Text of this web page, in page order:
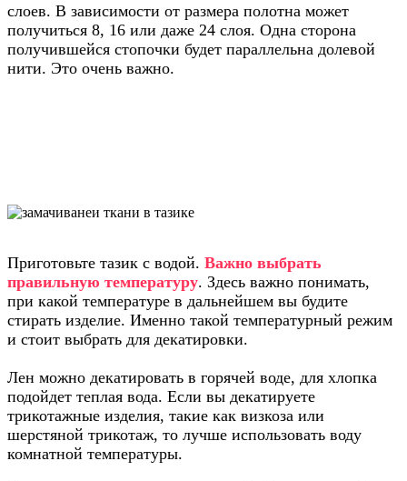
слоев. В зависимости от размера полотна может
получиться 8, 16 или даже 24 слоя. Одна сторона
получившейся стопочки будет параллельна долевой
нити. Это очень важно.
Приготовьте тазик с водой. Важно выбрать
правильную температуру. Здесь важно понимать,
при какой температуре в дальнейшем вы будите
стирать изделие. Именно такой температурный режим
и стоит выбрать для декатировки.
Лен можно декатировать в горячей воде, для хлопка
подойдет теплая вода. Если вы декатируете
трикотажные изделия, такие как визкоза или
шерстяной трикотаж, то лучше использовать воду
комнатной температуры.